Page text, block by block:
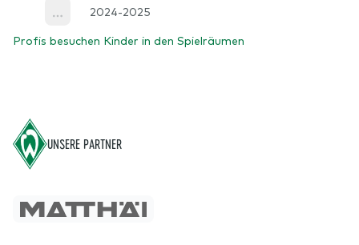
2024-2025
Profis besuchen Kinder in den Spielräumen
UNSERE PARTNER